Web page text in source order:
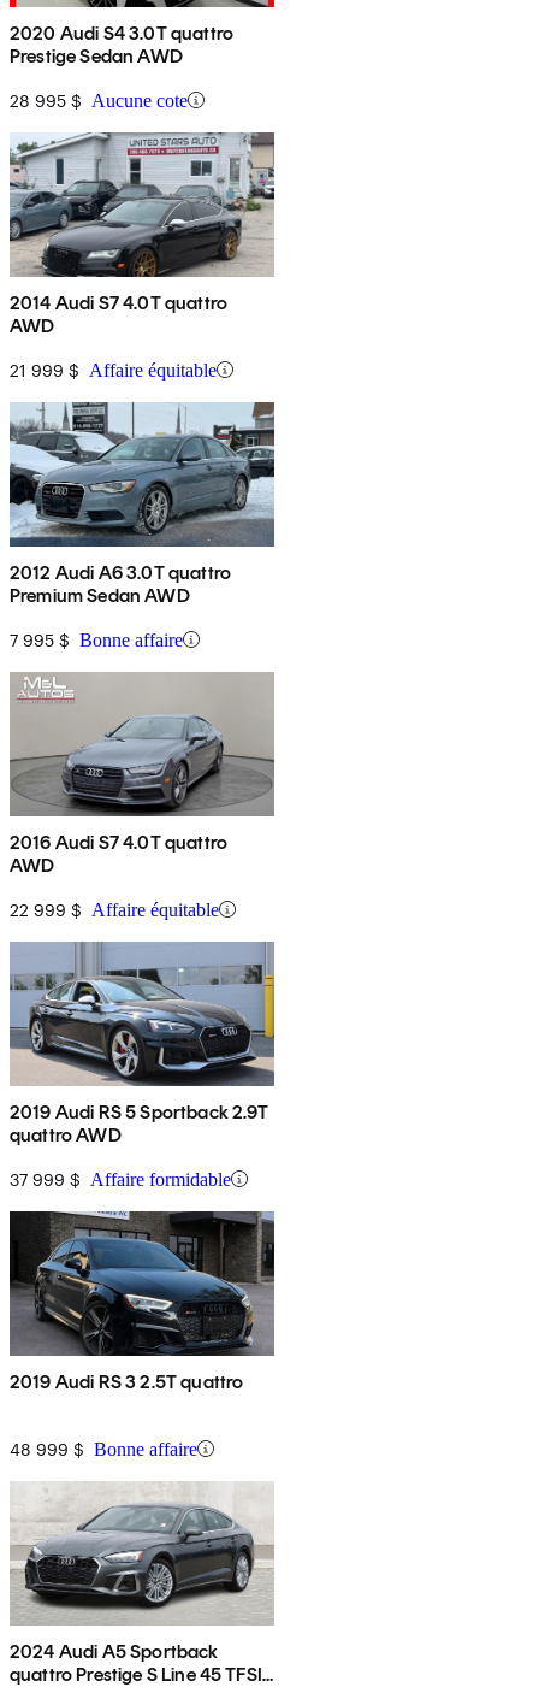
2020 Audi S4 3.0T quattro
Prestige Sedan AWD
28 995 $ Aucune cote
2014 Audi S7 4.0T quattro
AWD
21 999 $ Affaire équitable
2012 Audi A6 3.0T quattro
Premium Sedan AWD
7 995 $ Bonne affaire
2016 Audi S7 4.0T quattro
AWD
22 999 $ Affaire équitable
2019 Audi RS 5 Sportback 2.9T
quattro AWD
37 999 $ Affaire formidable
2019 Audi RS 3 2.5T quattro
48 999 $ Bonne affaire
2024 Audi A5 Sportback
quattro Prestige S Line 45 TFSI